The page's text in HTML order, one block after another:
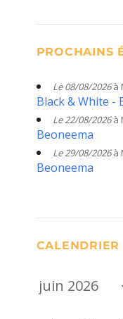
PROCHAINS
Le 08/08/2026à
Black & White -
Le 22/08/2026à
Beoneema
Le 29/08/2026à
Beoneema
CALENDRIER